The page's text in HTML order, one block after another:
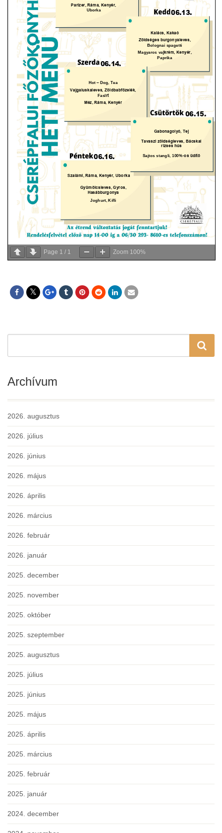
Page 1 / 1 Zoom 100%
Archívum
2026. augusztus
2026. július
2026. június
2026. május
2026. április
2026. március
2026. február
2026. január
2025. december
2025. november
2025. október
2025. szeptember
2025. augusztus
2025. július
2025. június
2025. május
2025. április
2025. március
2025. február
2025. január
2024. december